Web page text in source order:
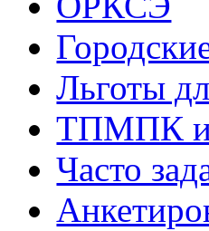
Льготы
ТПМПК
Часто